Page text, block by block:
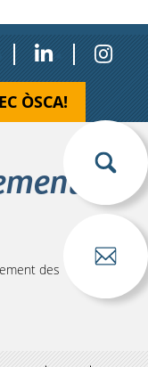
ÒSCA!
des